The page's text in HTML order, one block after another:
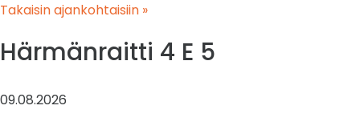
Takaisin ajankohtaisiin »
Härmänraitti 4 E 5
09.08.2026